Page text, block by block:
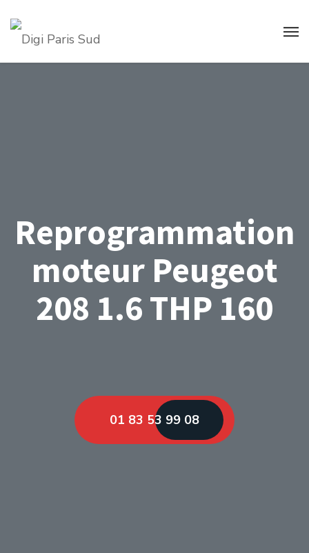
Reprogrammation
moteur Peugeot
208 1.6 THP 160
01 83 53 99 08